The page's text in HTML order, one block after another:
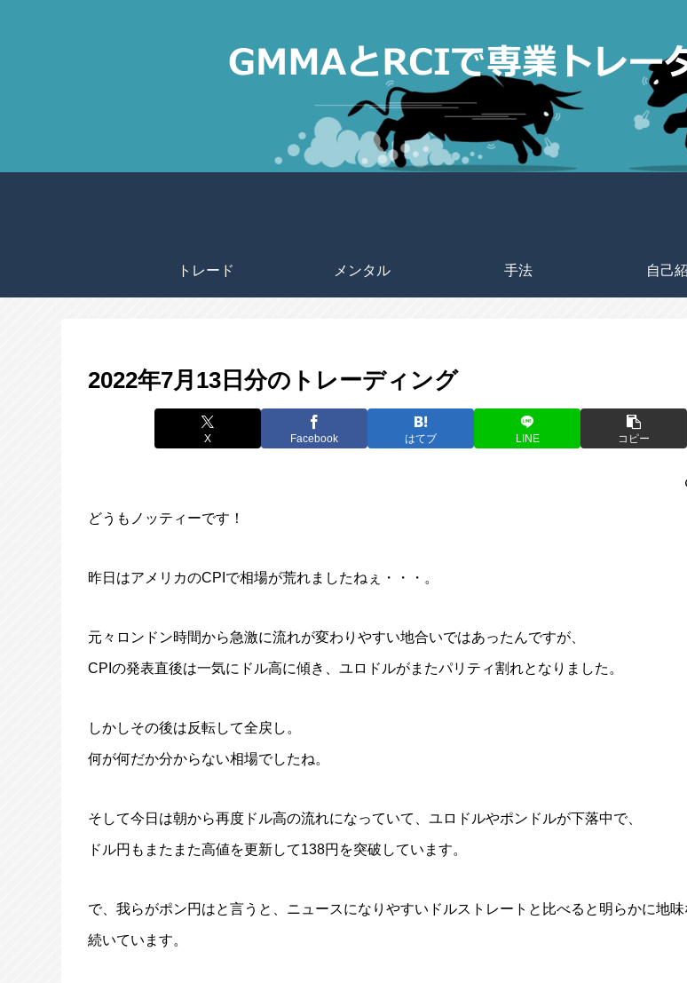
トレード メンタル 手法 自己
2022年7月13日分のトレーディング
X Facebook はてブ LINE コピー
どうもノッティーです！
昨日はアメリカのCPIで相場が荒れましたねぇ・・・。
元々ロンドン時間から急激に流れが変わりやすい地合いではあったんですが、
CPIの発表直後は一気にドル高に傾き、ユロドルがまたパリティ割れとなりました。
しかしその後は反転して全戻し。
何が何だか分からない相場でしたね。
そして今日は朝から再度ドル高の流れになっていて、ユロドルやポンドルが下落中で、
ドル円もまたまた高値を更新して138円を突破しています。
で、我らがポン円はと言うと、ニュースになりやすいドルストレートと比べると明らかに地
続いています。